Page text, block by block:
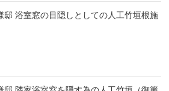
邸 浴室窓の目隠しとしての人工竹垣根施